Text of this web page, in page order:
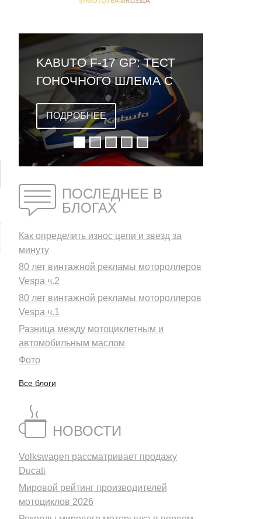
KABUTO F-17 GP: ТЕСТ
ГОНОЧНОГО ШЛЕМА С
ОМОЛОГАЦИЕЙ FIM
ПОДРОБНЕЕ
ПОСЛЕДНЕЕ В
БЛОГАХ
Как определить износ цепи и звезд за
минуту
80 лет винтажной рекламы мотороллеров
Vespa ч.2
80 лет винтажной рекламы мотороллеров
Vespa ч.1
Разница между мотоциклетным и
автомобильным маслом
Фото
Все блоги
НОВОСТИ
Volkswagen рассматривает продажу
Ducati
Мировой рейтинг производителей
мотоциклов 2026